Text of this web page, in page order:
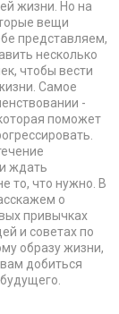
жизни. Но на
вещи
представляем,
несколько
чтобы вести
Самое
-
поможет
ждать
то, что нужно. В
о
привычках
и советах по
образу жизни,
добиться